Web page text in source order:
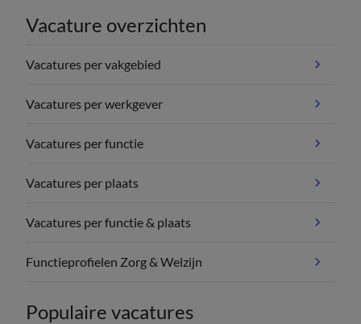
Vacature overzichten
Vacatures per vakgebied
Vacatures per werkgever
Vacatures per functie
Vacatures per plaats
Vacatures per functie & plaats
Functieprofielen Zorg & Welzijn
Populaire vacatures